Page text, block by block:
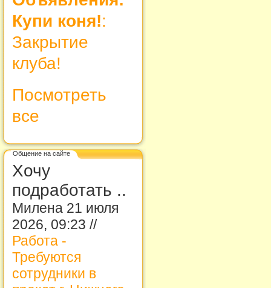
Купи коня!:
Закрытие
клуба!
Посмотреть
все
Общение на сайте
Хочу
подработать ..
Милена 21 июля
2026, 09:23 //
Работа -
Требуются
сотрудники в